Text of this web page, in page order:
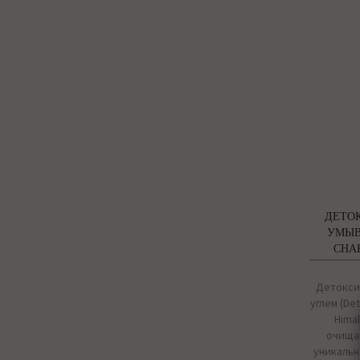
углем